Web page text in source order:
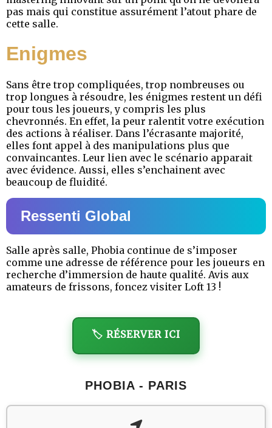
pas mais qui constitue assurément l’atout phare de
cette salle.
Enigmes
Sans être trop compliquées, trop nombreuses ou
trop longues à résoudre, les énigmes restent un défi
pour tous les joueurs, y compris les plus
chevronnés. En effet, la peur ralentit votre exécution
des actions à réaliser. Dans l’écrasante majorité,
elles font appel à des manipulations plus que
convaincantes. Leur lien avec le scénario apparait
avec évidence. Aussi, elles s’enchainent avec
beaucoup de fluidité.
Ressenti Global
Salle après salle, Phobia continue de s’imposer
comme une adresse de référence pour les joueurs en
recherche d’immersion de haute qualité. Avis aux
amateurs de frissons, foncez visiter Loft 13 !
🏷️ RÉSERVER ICI
PHOBIA - PARIS